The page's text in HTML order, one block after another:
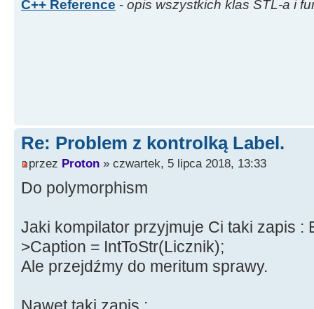
C++ Reference - opis wszystkich klas STL-a i
Re: Problem z kontrolką Label.
przez Proton » czwartek, 5 lipca 2018, 13:33
Do polymorphism
Jaki kompilator przyjmuje Ci taki zapis :
>Caption = IntToStr(Licznik);
Ale przejdźmy do meritum sprawy.